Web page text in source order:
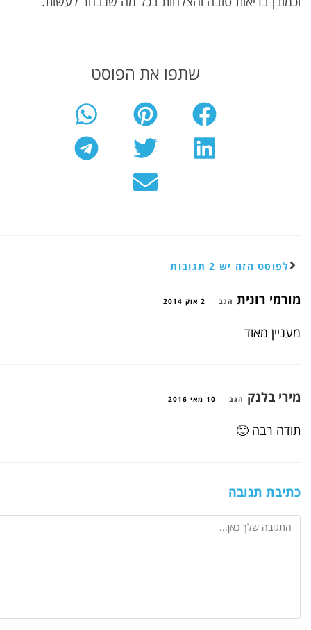
שתפו את הפוסט
לפוסט הזה יש 2 תגובות
מורמי רונית הגב 2 אוק 2014
מעניין מאוד
מירי בלנק הגב 10 מאי 2016
תודה רבה 🙂
כתיבת תגובה